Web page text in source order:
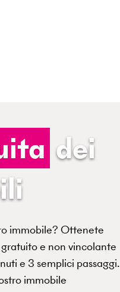
dei
immobile? Ottenete
e non vincolante
e 3 semplici passaggi.
immobile